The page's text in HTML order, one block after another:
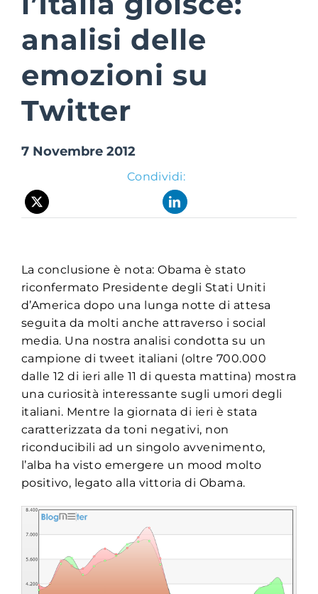
Suite Login
analisi delle
emozioni su
Twitter
7 Novembre 2012
Condividi:
La conclusione è nota: Obama è stato
riconfermato Presidente degli Stati Uniti
d’America dopo una lunga notte di attesa
seguita da molti anche attraverso i social
media. Una nostra analisi condotta su un
campione di tweet italiani (oltre 700.000
dalle 12 di ieri alle 11 di questa mattina) mostra
una curiosità interessante sugli umori degli
italiani. Mentre la giornata di ieri è stata
caratterizzata da toni negativi, non
riconducibili ad un singolo avvenimento,
l’alba ha visto emergere un mood molto
positivo, legato alla vittoria di Obama.